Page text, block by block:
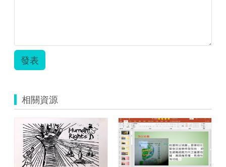
發表
相關資源